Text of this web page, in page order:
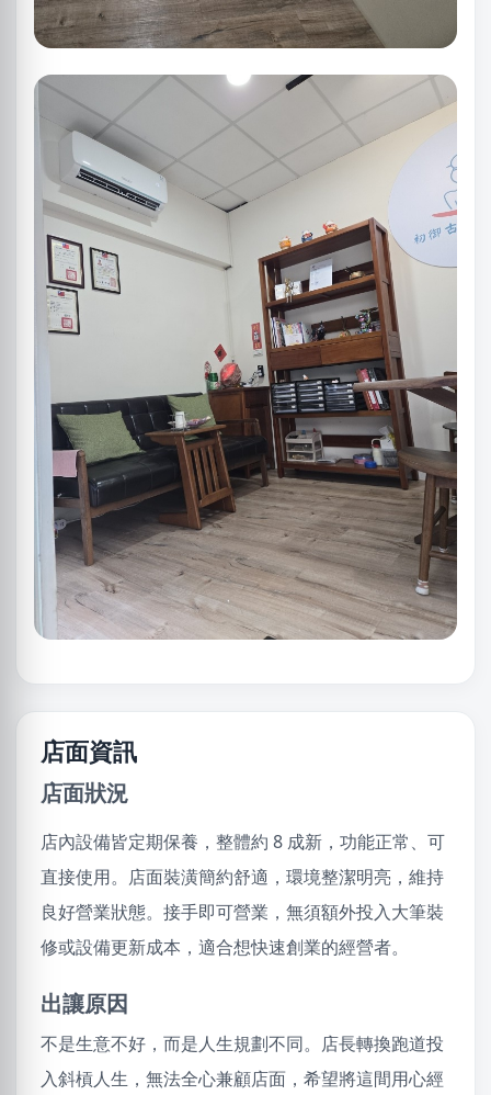
店面資訊
店面狀況
店內設備皆定期保養，整體約 8 成新，功能正常、可
直接使用。店面裝潢簡約舒適，環境整潔明亮，維持
良好營業狀態。接手即可營業，無須額外投入大筆裝
修或設備更新成本，適合想快速創業的經營者。
出讓原因
不是生意不好，而是人生規劃不同。店長轉換跑道投
入斜槓人生，無法全心兼顧店面，希望將這間用心經